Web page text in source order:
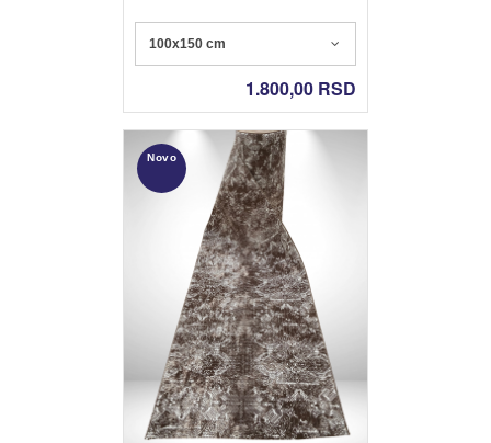
Poliester - Nonslip gel
100x150 cm
1.800,00 RSD
Novo